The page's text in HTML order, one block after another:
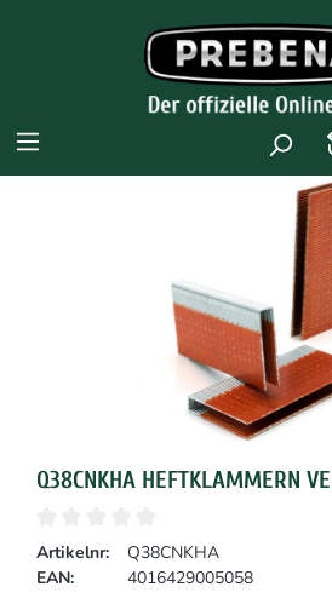
Q38CNKHA HEFTKLAMMERN
Artikelnr:
Q38CNKHA
EAN:
4016429005058